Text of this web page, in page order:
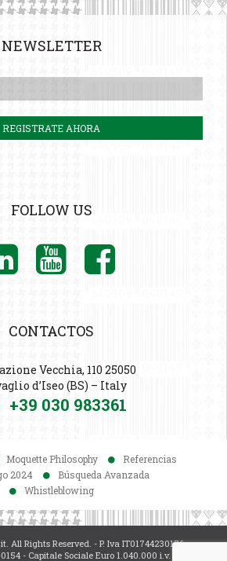
NEWSLETTER
FOLLOW US
CONTACTOS
Vecchia, 110 25050
d’Iseo (BS) – Italy
+39 030 983361
Moquette Philosophy
Referencias
2024
Búsqueda Avanzada
Whistleblowing
All Rights Reserved. - P. Iva IT01744230176
- Capitale Sociale Euro 1.040.000 i.v. -